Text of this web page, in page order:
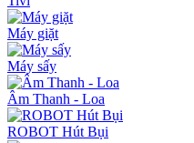
Máy giặt
Máy sấy
Âm Thanh - Loa
ROBOT Hút Bụi